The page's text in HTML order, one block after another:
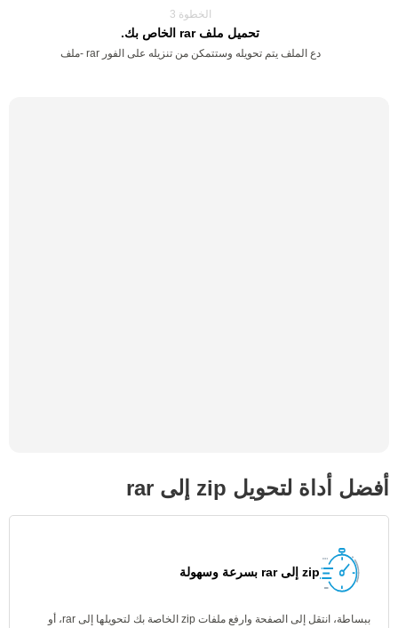
الخطوة 3
تحميل ملف rar الخاص بك.
دع الملف يتم تحويله وستتمكن من تنزيله على الفور rar -ملف
أفضل أداة لتحويل zip إلى rar
zip إلى rar بسرعة وسهولة
ببساطة، انتقل إلى الصفحة وارفع ملفات zip الخاصة بك لتحويلها إلى rar، أو